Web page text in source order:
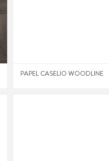
PAPEL CASELIO WOODLINE